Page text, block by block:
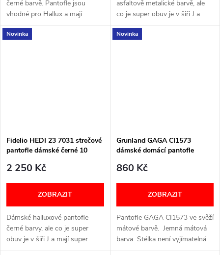
černé barvě. Pantofle jsou
vhodné pro Hallux a mají
vyjímatelnou stélku. Šířka: H
Velikostní tabulka níže v textu
asfaltově metalické barvě, ale
co je super obuv je v šiři J a
jsou super měkké jak došlap tak
pásky . Šířka: J Velikostní...
Novinka
Fidelio HEDI 23 7031 strečové
pantofle dámské černé 10
2 250 Kč
ZOBRAZIT
Dámské halluxové pantofle
černé barvy, ale co je super
obuv je v šiři J a mají super
měkký došlap a měkké pásky.
Novinka
Grunland GAGA CI1573
dámské domácí pantofle
860 Kč
ZOBRAZIT
Pantofle GAGA CI1573 ve svěží
mátové barvě. Jemná mátová
barva Stélka není vyjímatelná
Lehká konstrukce Zateplený